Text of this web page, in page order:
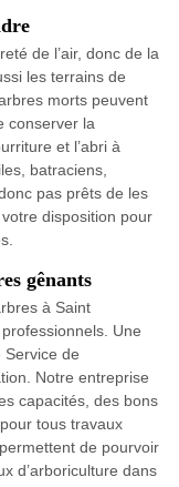
de l’air, donc de la
les terrains de
morts peuvent
conserver la
et l’abri à
batraciens,
pas prêts de les
disposition pour
gênants
à Saint
Une
Service de
Notre entreprise
capacités, des bons
tous travaux
de pourvoir
d’arboriculture dans